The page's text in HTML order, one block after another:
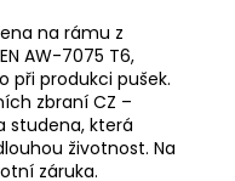
na rámu z
AW-7075 T6,
při produkci pušek.
zbraní CZ –
studena, která
životnost. Na
záruka.